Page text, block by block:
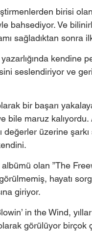
birisi
bahsediyor. Ve
sağladıktan sonra
kendine
seslendiriyor ve
bir başarı
bile maruz kalıyordu.
değerler üzerine
olan ”The
hayatı
giriyor.
in the Wind,
görülüyor birçok